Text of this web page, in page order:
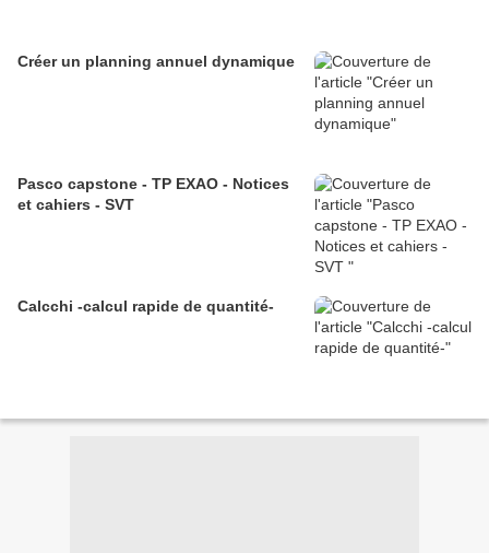
Créer un planning annuel dynamique
Pasco capstone - TP EXAO - Notices
et cahiers - SVT
Calcchi -calcul rapide de quantité-